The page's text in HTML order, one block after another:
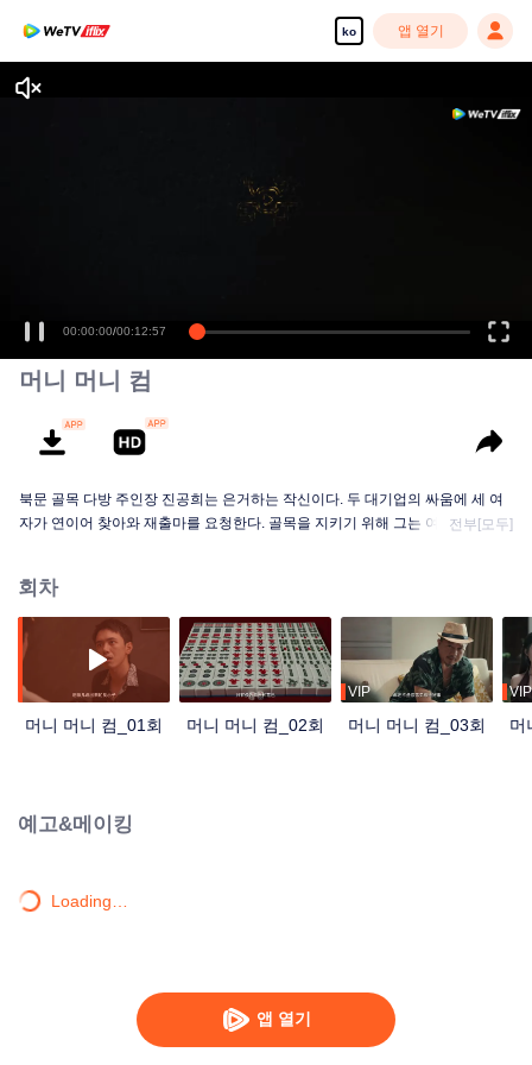
ko 앱 열기
앱 열기
00:00:00/00:12:57
머니 머니 컴
북문 골목 다방 주인장 진공희는 은거하는 작신이다. 두 대기업의 싸움에 세 여
자가 연이어 찾아와 재출마를 요청한다. 골목을 지키기 위해 그는 여인들과 손
에 오랫동안 묻혀 있던 출생의 비밀이 의외로 드러나는데…
전부[모두]
회차
머니 머니 컴_01회 머니 머니 컴_02회
VIP
머니 머니 컴_03회
VIP
머
예고&메이킹
Loading…